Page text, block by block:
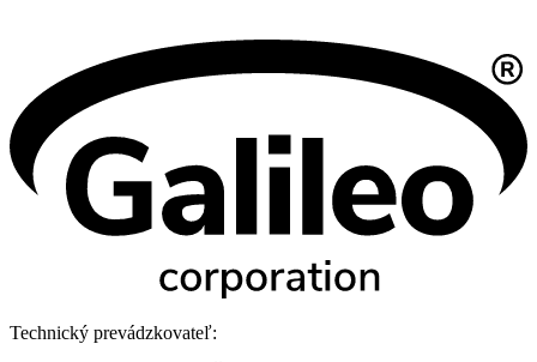
Technický prevádzkovateľ: